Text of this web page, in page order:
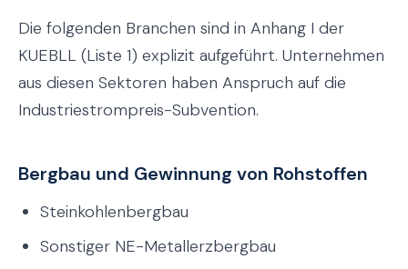
Die folgenden Branchen sind in Anhang I der
KUEBLL (Liste 1) explizit aufgeführt. Unternehmen
aus diesen Sektoren haben Anspruch auf die
Industriestrompreis-Subvention.
Bergbau und Gewinnung von Rohstoffen
Steinkohlenbergbau
Sonstiger NE-Metallerzbergbau